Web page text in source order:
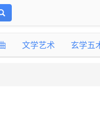
文学艺术 玄学五